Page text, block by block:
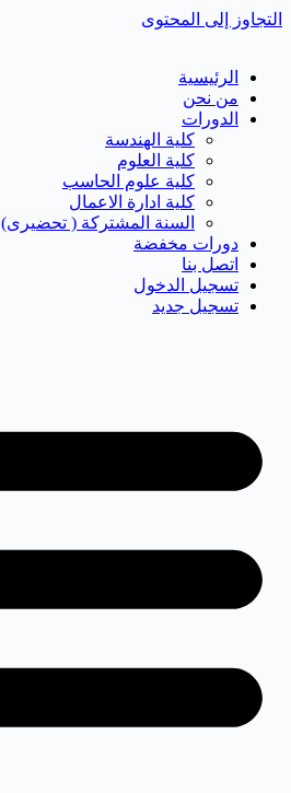
التجاوز إلى المحتوى
الرئيسية
من نحن
الدورات
كلية الهندسة
كلية العلوم
كلية علوم الحاسب
كلية ادارة الاعمال
السنة المشتركة ( تحضيرى)
دورات مخفضة
اتصل بنا
تسجيل الدخول
تسجيل جديد